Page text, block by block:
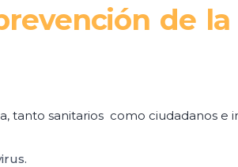
de
tanto sanitarios como ciudadanos e